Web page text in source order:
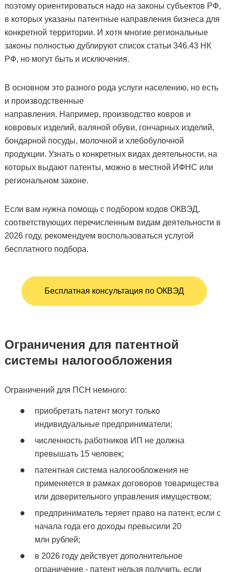
поэтому ориентироваться надо на законы субъектов РФ,
в которых указаны патентные направления бизнеса для
конкретной территории. И хотя многие региональные
законы полностью дублируют список статьи 346.43 НК
РФ, но могут быть и исключения.
В основном это разного рода услуги населению, но есть
и производственные
направления. Например, производство ковров и
ковровых изделий, валяной обуви, гончарных изделий,
бондарной посуды, молочной и хлебобулочной
продукции. Узнать о конкретных видах деятельности, на
которых выдают патенты, можно в местной ИФНС или
региональном законе.
Если вам нужна помощь с подбором кодов ОКВЭД,
соответствующих перечисленным видам деятельности в
2026 году, рекомендуем воспользоваться услугой
бесплатного подбора.
Бесплатная консультация по ОКВЭД
Ограничения для патентной
системы налогообложения
Ограничений для ПСН немного:
приобретать патент могут только
индивидуальные предприниматели;
численность работников ИП не должна
превышать 15 человек;
патентная система налогообложения не
применяется в рамках договоров товарищества
или доверительного управления имуществом;
предприниматель теряет право на патент, если с
начала года его доходы превысили 20
млн рублей;
в 2026 году действует дополнительное
ограничение - патент нельзя получить, если